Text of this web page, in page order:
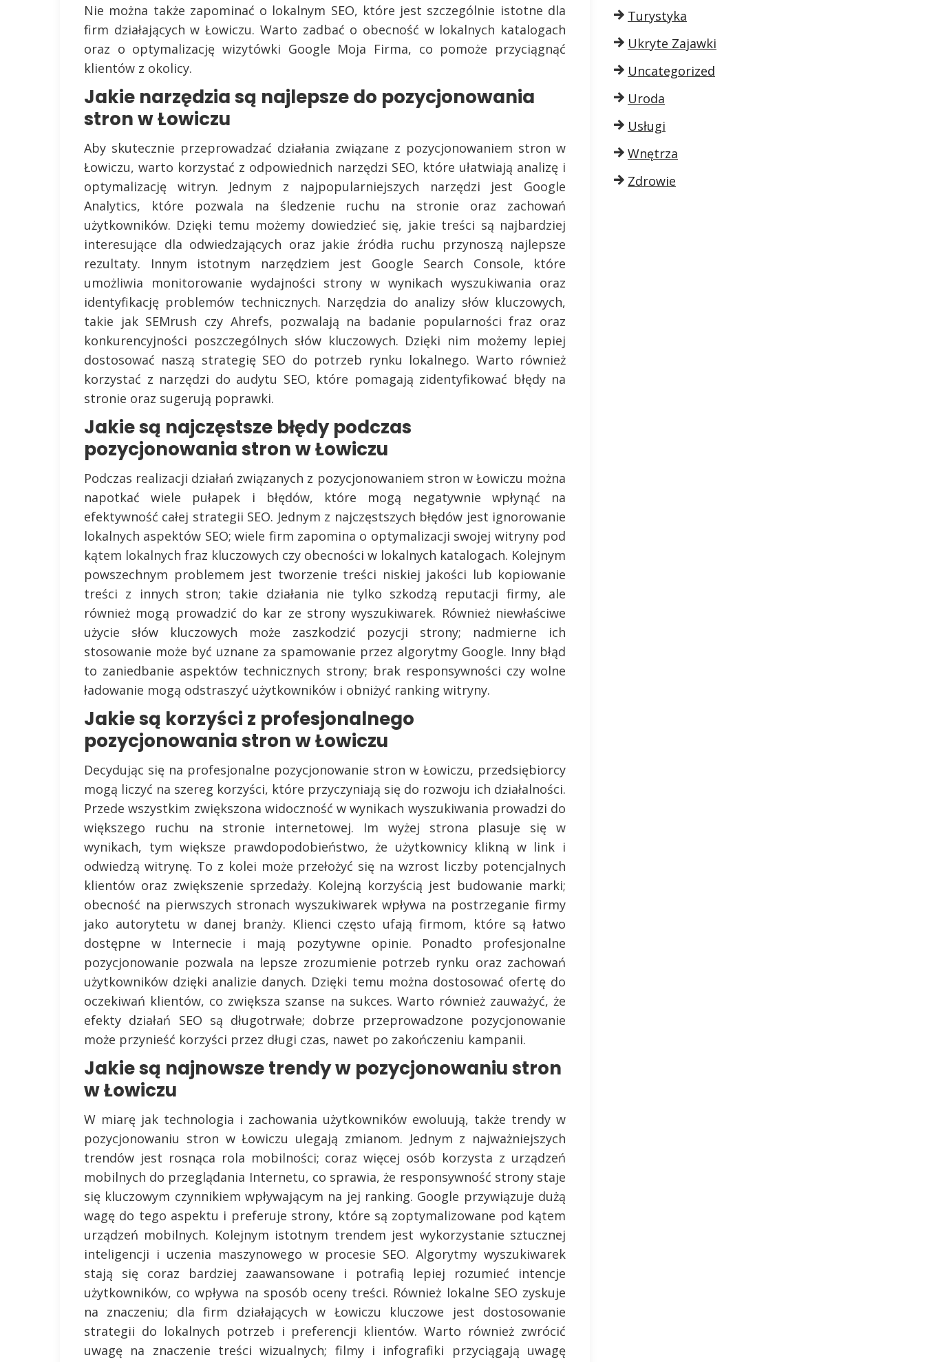
Nie można także zapominać o lokalnym SEO, które jest szczególnie istotne dla
firm działających w Łowiczu. Warto zadbać o obecność w lokalnych katalogach
oraz o optymalizację wizytówki Google Moja Firma, co pomoże przyciągnąć
klientów z okolicy.
Jakie narzędzia są najlepsze do pozycjonowania
stron w Łowiczu
Aby skutecznie przeprowadzać działania związane z pozycjonowaniem stron w
Łowiczu, warto korzystać z odpowiednich narzędzi SEO, które ułatwiają analizę i
optymalizację witryn. Jednym z najpopularniejszych narzędzi jest Google
Analytics, które pozwala na śledzenie ruchu na stronie oraz zachowań
użytkowników. Dzięki temu możemy dowiedzieć się, jakie treści są najbardziej
interesujące dla odwiedzających oraz jakie źródła ruchu przynoszą najlepsze
rezultaty. Innym istotnym narzędziem jest Google Search Console, które
umożliwia monitorowanie wydajności strony w wynikach wyszukiwania oraz
identyfikację problemów technicznych. Narzędzia do analizy słów kluczowych,
takie jak SEMrush czy Ahrefs, pozwalają na badanie popularności fraz oraz
konkurencyjności poszczególnych słów kluczowych. Dzięki nim możemy lepiej
dostosować naszą strategię SEO do potrzeb rynku lokalnego. Warto również
korzystać z narzędzi do audytu SEO, które pomagają zidentyfikować błędy na
stronie oraz sugerują poprawki.
Jakie są najczęstsze błędy podczas
pozycjonowania stron w Łowiczu
Podczas realizacji działań związanych z pozycjonowaniem stron w Łowiczu można
napotkać wiele pułapek i błędów, które mogą negatywnie wpłynąć na
efektywność całej strategii SEO. Jednym z najczęstszych błędów jest ignorowanie
lokalnych aspektów SEO; wiele firm zapomina o optymalizacji swojej witryny pod
kątem lokalnych fraz kluczowych czy obecności w lokalnych katalogach. Kolejnym
powszechnym problemem jest tworzenie treści niskiej jakości lub kopiowanie
treści z innych stron; takie działania nie tylko szkodzą reputacji firmy, ale
również mogą prowadzić do kar ze strony wyszukiwarek. Również niewłaściwe
użycie słów kluczowych może zaszkodzić pozycji strony; nadmierne ich
stosowanie może być uznane za spamowanie przez algorytmy Google. Inny błąd
to zaniedbanie aspektów technicznych strony; brak responsywności czy wolne
ładowanie mogą odstraszyć użytkowników i obniżyć ranking witryny.
Jakie są korzyści z profesjonalnego
pozycjonowania stron w Łowiczu
Decydując się na profesjonalne pozycjonowanie stron w Łowiczu, przedsiębiorcy
mogą liczyć na szereg korzyści, które przyczyniają się do rozwoju ich działalności.
Przede wszystkim zwiększona widoczność w wynikach wyszukiwania prowadzi do
większego ruchu na stronie internetowej. Im wyżej strona plasuje się w
wynikach, tym większe prawdopodobieństwo, że użytkownicy klikną w link i
odwiedzą witrynę. To z kolei może przełożyć się na wzrost liczby potencjalnych
klientów oraz zwiększenie sprzedaży. Kolejną korzyścią jest budowanie marki;
obecność na pierwszych stronach wyszukiwarek wpływa na postrzeganie firmy
jako autorytetu w danej branży. Klienci często ufają firmom, które są łatwo
dostępne w Internecie i mają pozytywne opinie. Ponadto profesjonalne
pozycjonowanie pozwala na lepsze zrozumienie potrzeb rynku oraz zachowań
użytkowników dzięki analizie danych. Dzięki temu można dostosować ofertę do
oczekiwań klientów, co zwiększa szanse na sukces. Warto również zauważyć, że
efekty działań SEO są długotrwałe; dobrze przeprowadzone pozycjonowanie
może przynieść korzyści przez długi czas, nawet po zakończeniu kampanii.
Jakie są najnowsze trendy w pozycjonowaniu stron
w Łowiczu
W miarę jak technologia i zachowania użytkowników ewoluują, także trendy w
pozycjonowaniu stron w Łowiczu ulegają zmianom. Jednym z najważniejszych
trendów jest rosnąca rola mobilności; coraz więcej osób korzysta z urządzeń
mobilnych do przeglądania Internetu, co sprawia, że responsywność strony staje
się kluczowym czynnikiem wpływającym na jej ranking. Google przywiązuje dużą
wagę do tego aspektu i preferuje strony, które są zoptymalizowane pod kątem
urządzeń mobilnych. Kolejnym istotnym trendem jest wykorzystanie sztucznej
inteligencji i uczenia maszynowego w procesie SEO. Algorytmy wyszukiwarek
stają się coraz bardziej zaawansowane i potrafią lepiej rozumieć intencje
użytkowników, co wpływa na sposób oceny treści. Również lokalne SEO zyskuje
na znaczeniu; dla firm działających w Łowiczu kluczowe jest dostosowanie
strategii do lokalnych potrzeb i preferencji klientów. Warto również zwrócić
uwagę na znaczenie treści wizualnych; filmy i infografiki przyciągają uwagę
Turystyka
Ukryte Zajawki
Uncategorized
Uroda
Usługi
Wnętrza
Zdrowie